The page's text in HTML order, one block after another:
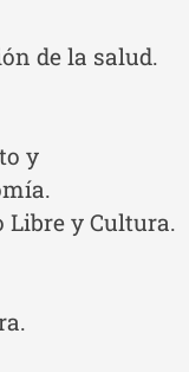
de la salud.
y
Libre y Cultura.